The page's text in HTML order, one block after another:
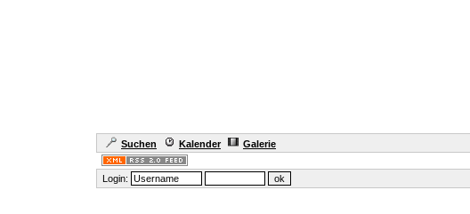
Suchen Kalender Galerie
Login: